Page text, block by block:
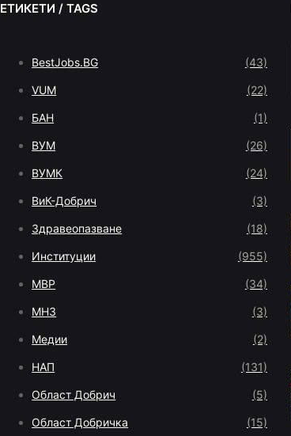
ЕТИКЕТИ / TAGS
BestJobs.BG (43)
VUM (22)
БАН (1)
ВУМ (26)
ВУМК (24)
ВиК-Добрич (3)
Здравеопазване (18)
Институции (955)
МВР (34)
МНЗ (3)
Медии (2)
НАП (131)
Област Добрич (5)
Област Добричка (15)